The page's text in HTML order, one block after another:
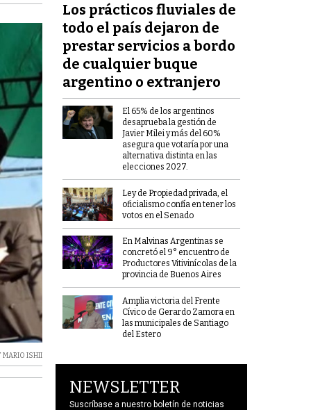
MARIO ISHII
Los prácticos fluviales de
todo el país dejaron de
prestar servicios a bordo
de cualquier buque
argentino o extranjero
El 65% de los argentinos
desaprueba la gestión de
Javier Milei y más del 60%
asegura que votaría por una
alternativa distinta en las
elecciones 2027.
Ley de Propiedad privada, el
oficialismo confía en tener los
votos en el Senado
En Malvinas Argentinas se
concretó el 9° encuentro de
Productores Vitivinícolas de la
provincia de Buenos Aires
Amplia victoria del Frente
Cívico de Gerardo Zamora en
las municipales de Santiago
del Estero
NEWSLETTER
Suscríbase a nuestro boletín de noticias